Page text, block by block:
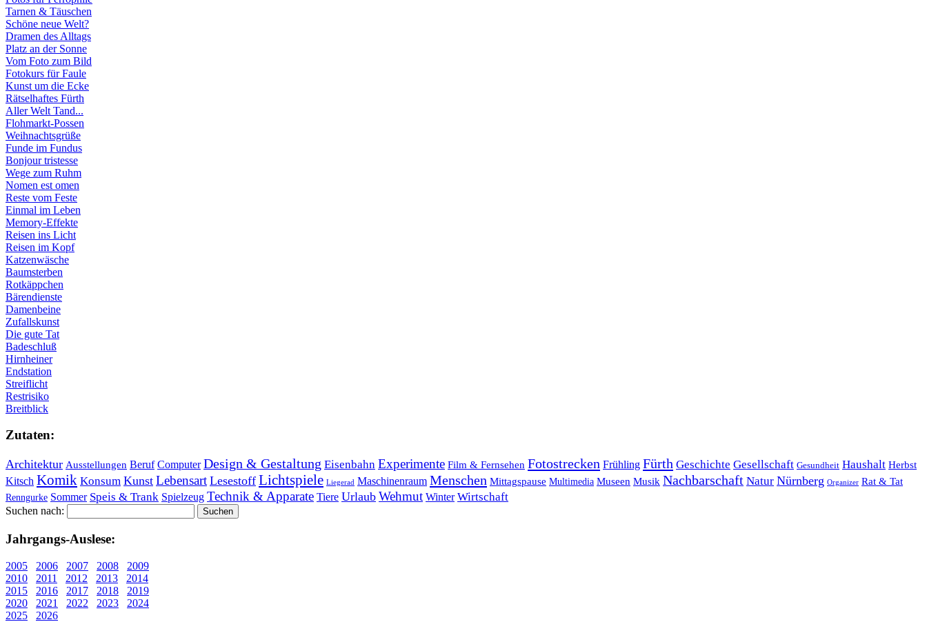
Tarnen & Täuschen
Schöne neue Welt?
Dramen des Alltags
Platz an der Sonne
Vom Foto zum Bild
Fotokurs für Faule
Kunst um die Ecke
Rätselhaftes Fürth
Aller Welt Tand...
Flohmarkt-Possen
Weihnachtsgrüße
Funde im Fundus
Bonjour tristesse
Wege zum Ruhm
Nomen est omen
Reste vom Feste
Einmal im Leben
Memory-Effekte
Reisen ins Licht
Reisen im Kopf
Katzenwäsche
Baumsterben
Rotkäppchen
Bärendienste
Damenbeine
Zufallskunst
Die gute Tat
Badeschluß
Hirnheiner
Endstation
Streiflicht
Restrisiko
Breitblick
Zu­ta­ten:
Architektur Ausstellungen Beruf Computer Design & Gestaltung Eisenbahn Experimente Film & Fernsehen Fotostrecken Frühling Fürth Geschichte Gesellschaft Gesundheit Haushalt Herbst
Kitsch Komik Konsum Kunst Lebensart Lesestoff Lichtspiele Liegerad Maschinenraum Menschen Mittagspause Multimedia Museen Musik Nachbarschaft Natur Nürnberg Organizer Rat & Tat
Renngurke Sommer Speis & Trank Spielzeug Technik & Apparate Tiere Urlaub Wehmut Winter Wirtschaft
Suchen nach:
Jahr­gangs-Aus­le­se:
2005 2006 2007 2008
2009
2010
2011 2012 2013
2014
2015
2016 2017 2018
2019
2020
2021 2022 2023
2024
2025
2026